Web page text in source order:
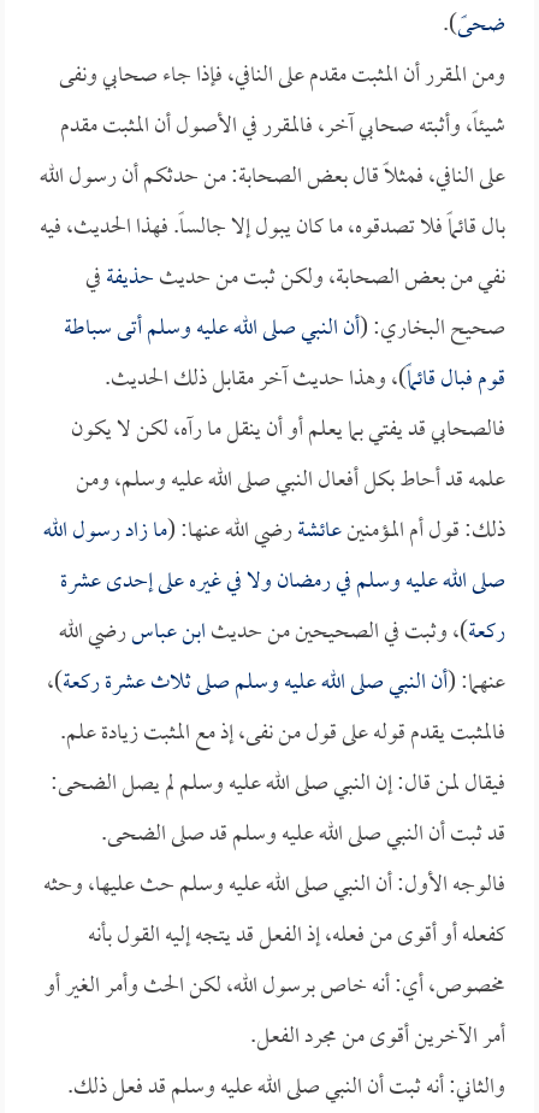
ضحىً).
ومن المقرر أن المثبت مقدم على النافي، فإذا جاء صحابي ونفى
شيئاً، وأثبته صحابي آخر، فالمقرر في الأصول أن المثبت مقدم
على النافي، فمثلاً قال بعض الصحابة: من حدثكم أن رسول الله
بال قائماً فلا تصدقوه، ما كان يبول إلا جالساً. فهذا الحديث، فيه
نفي من بعض الصحابة، ولكن ثبت من حديثحذيفةفي
صحيح البخاري: (أن النبي صلى الله عليه وسلم أتى سباطة
قوم فبال قائماً)، وهذا حديث آخر مقابل ذلك الحديث.
فالصحابي قد يفتي بما يعلم أو أن ينقل ما رآه، لكن لا يكون
علمه قد أحاط بكل أفعال النبي صلى الله عليه وسلم، ومن
ذلك: قول أم المؤمنينعائشةرضي الله عنها: (ما زاد رسول الله
صلى الله عليه وسلم في رمضان ولا في غيره على إحدى عشرة
ركعة)، وثبت في الصحيحين من حديثابن عباسرضي الله
عنهما: (أن النبي صلى الله عليه وسلم صلى ثلاث عشرة ركعة)،
فالمثبت يقدم قوله على قول من نفى، إذ مع المثبت زيادة علم.
فيقال لمن قال: إن النبي صلى الله عليه وسلم لم يصل الضحى:
قد ثبت أن النبي صلى الله عليه وسلم قد صلى الضحى.
فالوجه الأول: أن النبي صلى الله عليه وسلم حث عليها، وحثه
كفعله أو أقوى من فعله، إذ الفعل قد يتجه إليه القول بأنه
مخصوص، أي: أنه خاص برسول الله، لكن الحث وأمر الغير أو
أمر الآخرين أقوى من مجرد الفعل.
والثاني: أنه ثبت أن النبي صلى الله عليه وسلم قد فعل ذلك.